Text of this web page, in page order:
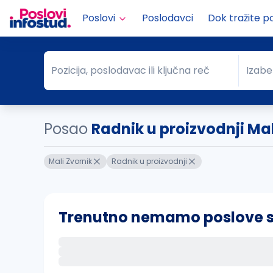
Poslovi Poslodavci Dok tražite
Pozicija, poslodavac ili ključna reč
Pozicija, poslodavac ili ključna reč Grad
Posao Radnik u proizvodnji
Mali Zvornik Radnik u proizvodnji
Trenutno nemamo poslove